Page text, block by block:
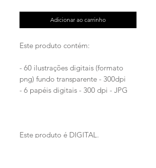
Adicionar ao carrinho
Este produto contém:
- 60 ilustrações digitais (formato
png) fundo transparente - 300dpi
- 6 papéis digitais - 300 dpi - JPG
Este produto é DIGITAL.